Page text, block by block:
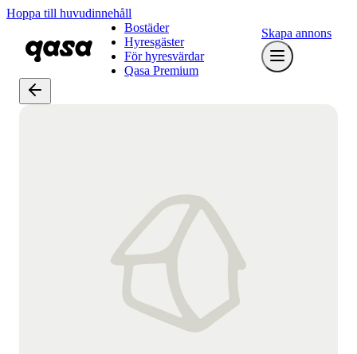
Hoppa till huvudinnehåll
Bostäder
Hyresgäster
För hyresvärdar
Qasa Premium
Skapa annons